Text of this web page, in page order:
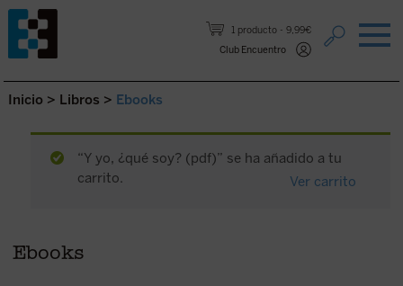
1 producto
9,99€
Club Encuentro
Saltar al contenido.
Inicio > Libros > Ebooks
“Y yo, ¿qué soy? (pdf)” se ha añadido a tu
carrito.
Ver carrito
Ebooks